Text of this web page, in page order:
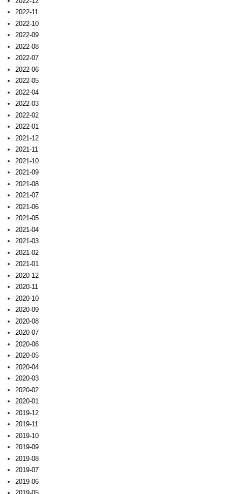
2022-11
2022-10
2022-09
2022-08
2022-07
2022-06
2022-05
2022-04
2022-03
2022-02
2022-01
2021-12
2021-11
2021-10
2021-09
2021-08
2021-07
2021-06
2021-05
2021-04
2021-03
2021-02
2021-01
2020-12
2020-11
2020-10
2020-09
2020-08
2020-07
2020-06
2020-05
2020-04
2020-03
2020-02
2020-01
2019-12
2019-11
2019-10
2019-09
2019-08
2019-07
2019-06